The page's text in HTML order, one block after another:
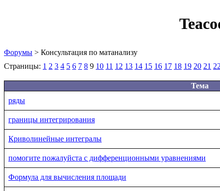
Форумы > Консультация по матанализу
Страницы: 1 2 3 4 5 6 7 8 9 10 11 12 13 14 15 16 17 18 19 20 21
Тема
ряды
границы интегрирования
Криволинейные интегралы
помогите пожалуйста с дифференционными уравнениями
Формула для вычисления площади